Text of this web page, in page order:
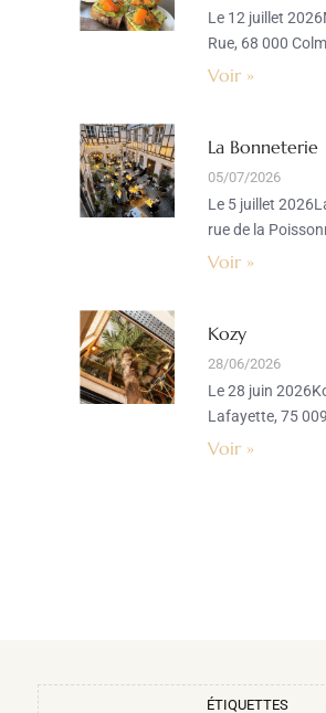
Le 12 juillet
Rue, 68 000
Voir »
La Bonneterie
05/07/2026
Le 5 juillet
rue de la
Voir »
Kozy
28/06/2026
Le 28 juin
Lafayette, 75
Voir »
ÉTIQUETTES